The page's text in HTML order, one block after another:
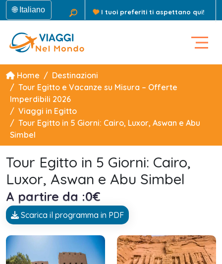
🌐 Italiano I tuoi preferiti ti aspettano qui!
Home
Destinazioni
Tour Egitto e Vacanze su Misura – Offerte
Imperdibili 2026
Viaggi in Egitto
Tour Egitto in 5 Giorni: Cairo, Luxor, Aswan e Abu
Simbel
Tour Egitto in 5 Giorni: Cairo,
Luxor, Aswan e Abu Simbel
A partire da :0€
Scarica il programma in PDF